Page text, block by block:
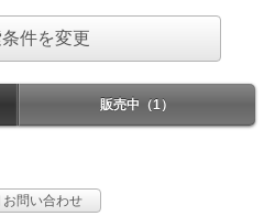
件を変更
販売中（1）
お問い合わせ